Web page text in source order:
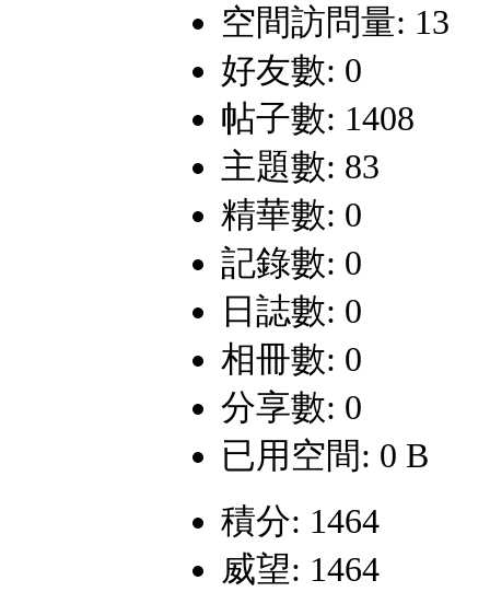
空間訪問量: 13
好友數: 0
帖子數: 1408
主題數: 83
精華數: 0
記錄數: 0
日誌數: 0
相冊數: 0
分享數: 0
已用空間: 0 B
積分: 1464
威望: 1464